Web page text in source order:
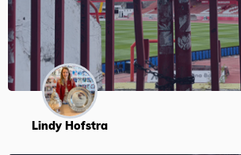
Lindy Hofstra